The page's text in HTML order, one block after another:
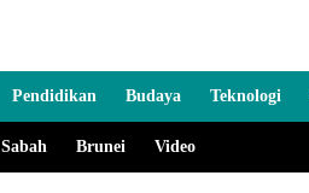
Pendidikan Budaya Teknologi
Sabah Brunei Video